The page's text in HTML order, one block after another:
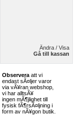
Ändra / Visa
Gå till kassan
Observera att vi
endast sÃ¤ljer varor
via vÃ¥ran webshop,
vi har alltsÃ¥
ingen mÃ¶jlighet till
fysisk fÃ¶rsÃ¤ljning i
form av nÃ¥gon butik.